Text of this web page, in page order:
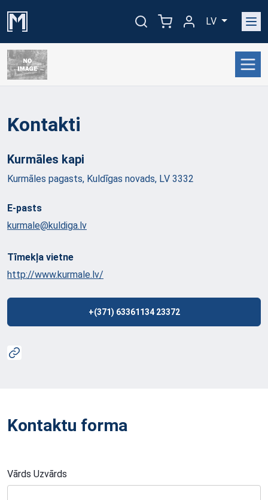
LV
Kontakti
Kurmāles kapi
Kurmāles pagasts, Kuldīgas novads, LV 3332
E-pasts
kurmale@kuldiga.lv
Tīmekļa vietne
http://www.kurmale.lv/
+(371) 63361134 23372
Kontaktu forma
Vārds Uzvārds